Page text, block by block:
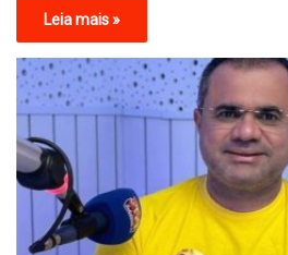
Leia mais »